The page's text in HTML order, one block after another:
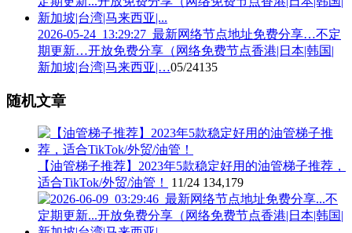
2026-05-24_13:29:27_最新网络节点地址免费分享…不定
期更新…开放免费分享（网络免费节点香港|日本|韩国|
新加坡|台湾|马来西亚|…05/24135
随机文章
【油管梯子推荐】2023年5款稳定好用的油管梯子推荐，
适合TikTok/外贸/油管！
11/24 134,179